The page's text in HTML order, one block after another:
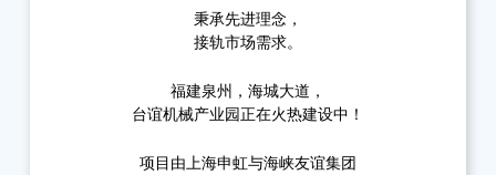
秉承先进理念，
接轨市场需求。
福建泉州，海城大道，
台谊机械产业园正在火热建设中！
项目由上海申虹与海峡友谊集团